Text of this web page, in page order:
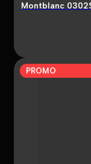
Montblanc
PROMO